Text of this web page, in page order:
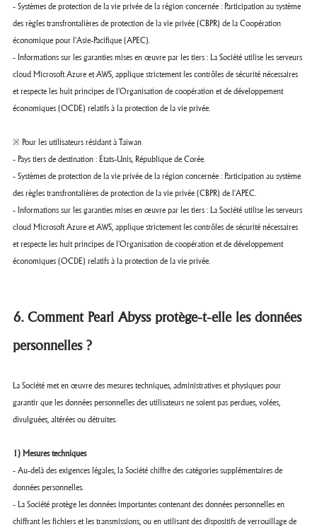
- Systèmes de protection de la vie privée de la région concernée : Participation au système
des règles transfrontalières de protection de la vie privée (CBPR) de la Coopération
économique pour l'Asie-Pacifique (APEC).
- Informations sur les garanties mises en œuvre par les tiers : La Société utilise les serveurs
cloud Microsoft Azure et AWS, applique strictement les contrôles de sécurité nécessaires
et respecte les huit principes de l'Organisation de coopération et de développement
économiques (OCDE) relatifs à la protection de la vie privée.
※ Pour les utilisateurs résidant à Taïwan
- Pays tiers de destination : États-Unis, République de Corée.
- Systèmes de protection de la vie privée de la région concernée : Participation au système
des règles transfrontalières de protection de la vie privée (CBPR) de l'APEC.
- Informations sur les garanties mises en œuvre par les tiers : La Société utilise les serveurs
cloud Microsoft Azure et AWS, applique strictement les contrôles de sécurité nécessaires
et respecte les huit principes de l'Organisation de coopération et de développement
économiques (OCDE) relatifs à la protection de la vie privée.
6. Comment Pearl Abyss protège-t-elle les données
personnelles ?
La Société met en œuvre des mesures techniques, administratives et physiques pour
garantir que les données personnelles des utilisateurs ne soient pas perdues, volées,
divulguées, altérées ou détruites.
1) Mesures techniques
- Au-delà des exigences légales, la Société chiffre des catégories supplémentaires de
données personnelles.
- La Société protège les données importantes contenant des données personnelles en
chiffrant les fichiers et les transmissions, ou en utilisant des dispositifs de verrouillage de